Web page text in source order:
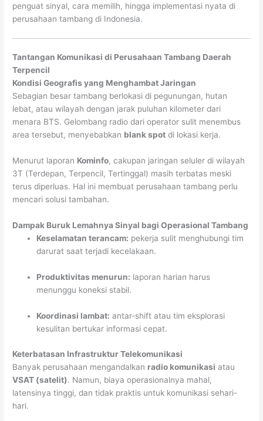
penguat sinyal, cara memilih, hingga implementasi nyata di
perusahaan tambang di Indonesia.
Tantangan Komunikasi di Perusahaan Tambang Daerah
Terpencil
Kondisi Geografis yang Menghambat Jaringan
Sebagian besar tambang berlokasi di pegunungan, hutan
lebat, atau wilayah dengan jarak puluhan kilometer dari
menara BTS. Gelombang radio dari operator sulit menembus
area tersebut, menyebabkan blank spot di lokasi kerja.
Menurut laporan Kominfo, cakupan jaringan seluler di wilayah
3T (Terdepan, Terpencil, Tertinggal) masih terbatas meski
terus diperluas. Hal ini membuat perusahaan tambang perlu
mencari solusi tambahan.
Dampak Buruk Lemahnya Sinyal bagi Operasional Tambang
Keselamatan terancam: pekerja sulit menghubungi tim
darurat saat terjadi kecelakaan.
Produktivitas menurun: laporan harian harus
menunggu koneksi stabil.
Koordinasi lambat: antar-shift atau tim eksplorasi
kesulitan bertukar informasi cepat.
Keterbatasan Infrastruktur Telekomunikasi
Banyak perusahaan mengandalkan radio komunikasi atau
VSAT (satelit). Namun, biaya operasionalnya mahal,
latensinya tinggi, dan tidak praktis untuk komunikasi sehari-
hari.